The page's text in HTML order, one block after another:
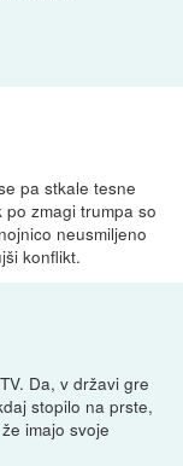
pa stkale tesne
zmagi trumpa so
neusmiljeno
konflikt.
Da, v državi gre
stopilo na prste,
imajo svoje